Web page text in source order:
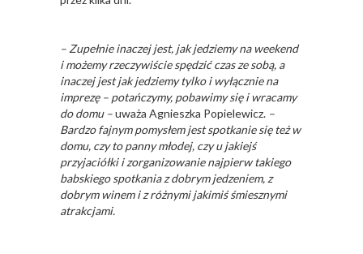
– Zupełnie inaczej jest, jak jedziemy na weekend
i możemy rzeczywiście spędzić czas ze sobą, a
inaczej jest jak jedziemy tylko i wyłącznie na
imprezę – potańczymy, pobawimy się i wracamy
do domu –uważa Agnieszka Popielewicz. –
Bardzo fajnym pomysłem jest spotkanie się też w
domu, czy to panny młodej, czy u jakiejś
przyjaciółki i zorganizowanie najpierw takiego
babskiego spotkania z dobrym jedzeniem, z
dobrym winem i z różnymi jakimiś śmiesznymi
atrakcjami.